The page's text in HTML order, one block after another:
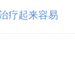
疗起来容易